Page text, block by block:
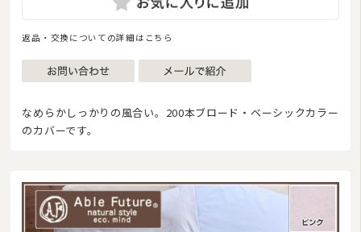
返品・交換についての詳細はこちら
なめらかしっかりの風合い。200本ブロード・ベーシックカラー
のカバーです。